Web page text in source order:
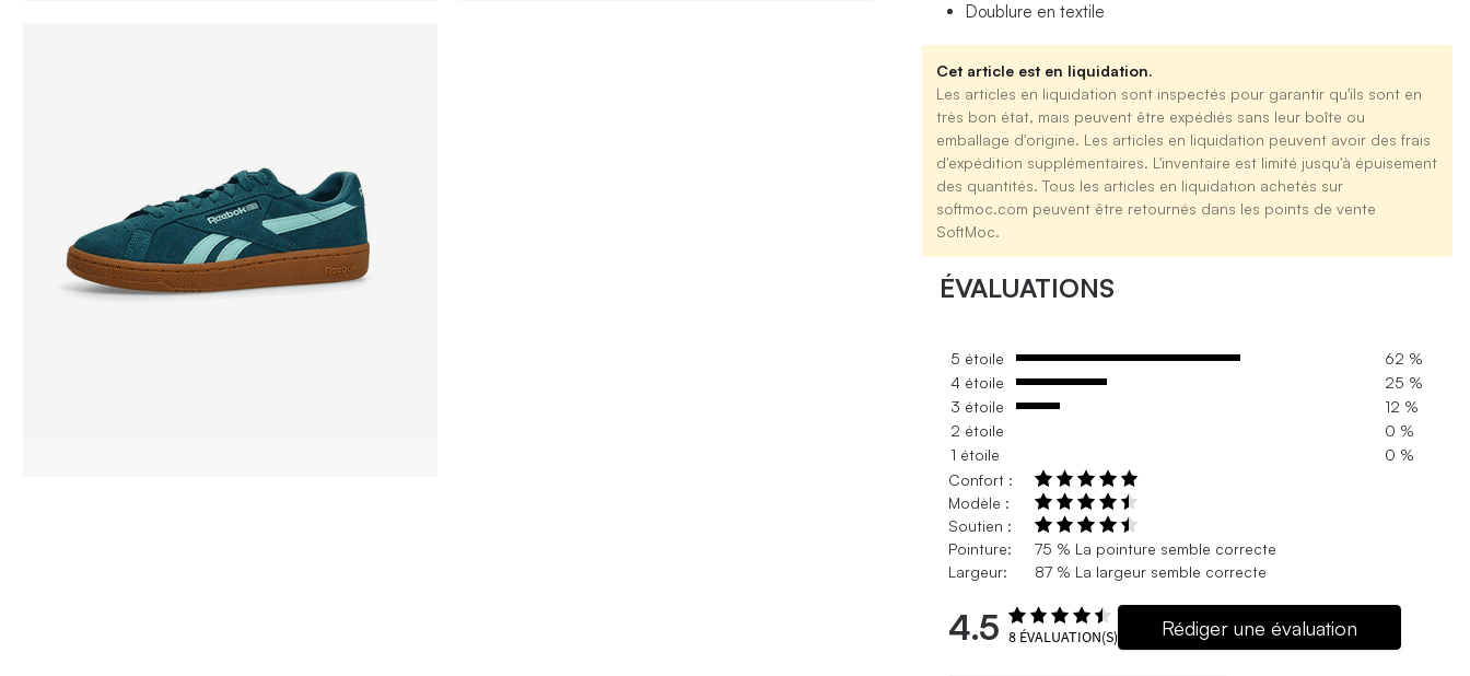
Doublure en textile
Cet article est en liquidation.
Les articles en liquidation sont inspectés pour garantir qu'ils sont en
très bon état, mais peuvent être expédiés sans leur boîte ou
emballage d'origine. Les articles en liquidation peuvent avoir des frais
d'expédition supplémentaires. L'inventaire est limité jusqu'à épuisement
des quantités. Tous les articles en liquidation achetés sur
softmoc.com peuvent être retournés dans les points de vente
SoftMoc.
ÉVALUATIONS
5 étoile
62 %
4 étoile
25 %
3 étoile
12 %
2 étoile
0 %
1 étoile
0 %
Confort :
Modèle :
Soutien :
Pointure:
75 % La pointure semble correcte
Largeur:
87 % La largeur semble correcte
4.5 8 ÉVALUATION(S) Rédiger une évaluation